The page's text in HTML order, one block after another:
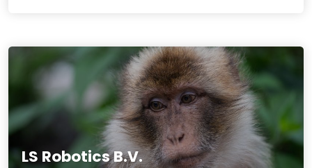
LS Robotics B.V.